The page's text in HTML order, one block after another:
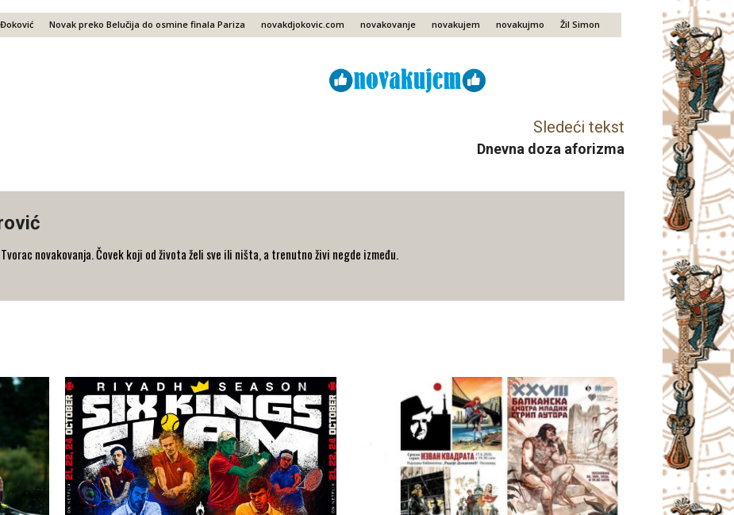
Novak preko Belučija do osmine finala Pariza novakdjokovic.com novakovanje novakujem novakujmo Žil Simon
Sledeći tekst
Dnevna doza aforizma
Tvorac novakovanja. Čovek koji od života želi sve ili ništa, a trenutno živi negde između.